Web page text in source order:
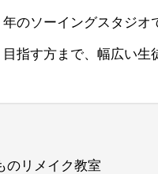
年のソーイングスタジオ
目指す方まで、幅広い生
のリメイク教室